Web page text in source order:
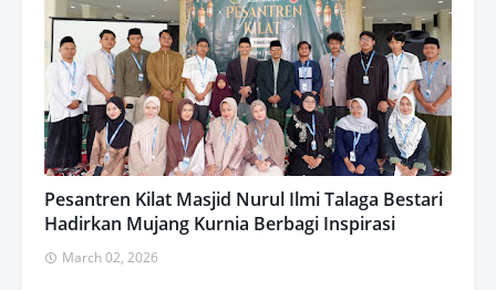
Pesantren Kilat Masjid Nurul Ilmi Talaga Bestari
Hadirkan Mujang Kurnia Berbagi Inspirasi
March 02, 2026